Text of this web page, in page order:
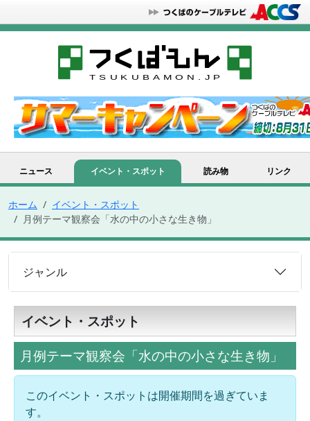
ニュース イベント・スポット 読み物 リンク
ホーム
イベント・スポット
月例テーマ観察会「水の中の小さな生き物」
ジャンル
イベント・スポット
月例テーマ観察会「水の中の小さな生き物」
このイベント・スポットは開催期間を過ぎていま
す。